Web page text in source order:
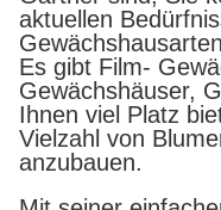
aktuellen
Es gibt Film-
Gewächshäuser,
Ihnen viel Platz
Vielzahl von
anzubauen.